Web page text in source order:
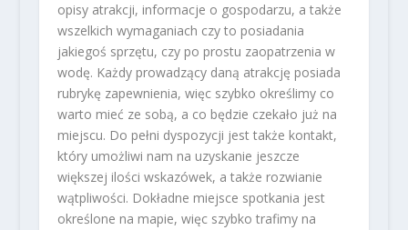
opisy atrakcji, informacje o gospodarzu, a także
wszelkich wymaganiach czy to posiadania
jakiegoś sprzętu, czy po prostu zaopatrzenia w
wodę. Każdy prowadzący daną atrakcję posiada
rubrykę zapewnienia, więc szybko określimy co
warto mieć ze sobą, a co będzie czekało już na
miejscu. Do pełni dyspozycji jest także kontakt,
który umożliwi nam na uzyskanie jeszcze
większej ilości wskazówek, a także rozwianie
wątpliwości. Dokładne miejsce spotkania jest
określone na mapie, więc szybko trafimy na